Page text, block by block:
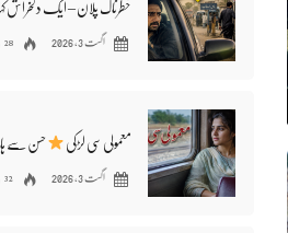
خطرناک پلان – ایک دلخراش
اگست 3, 2026 28 ویوز
معمولی سی لڑکی حسن سے
اگست 3, 2026 32 ویوز